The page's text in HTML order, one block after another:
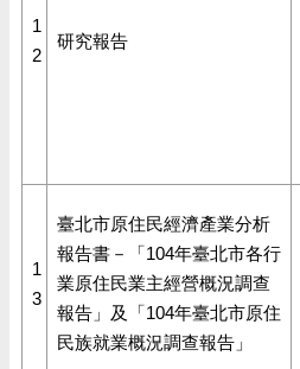
1
2
研究報告
1
3
臺北市原住民經濟產業分析
報告書－「104年臺北市各行
業原住民業主經營概況調查
報告」及「104年臺北市原住
民族就業概況調查報告」